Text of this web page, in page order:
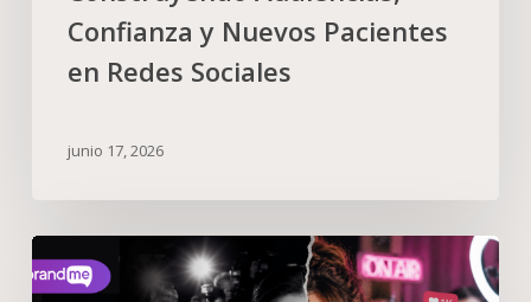
Confianza y Nuevos Pacientes
en Redes Sociales
junio 17, 2026